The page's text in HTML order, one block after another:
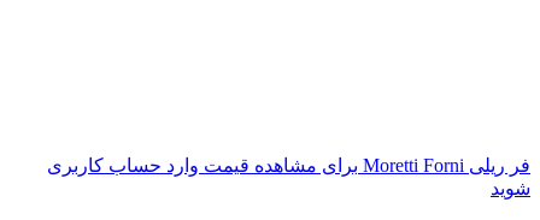
فر ریلی Moretti Forni
برای مشاهده قیمت وارد حساب کاربری
شوید